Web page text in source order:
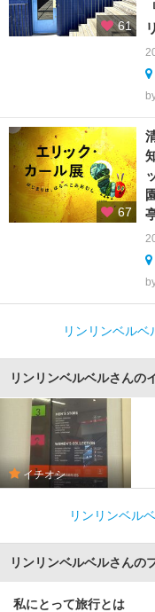
61
67
リンリンベル
リンリンベルベルさんの
イチオシ
リンリンベル
リンリンベルベルさんの
私にとって旅行とは